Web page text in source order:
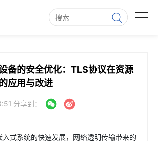
备的安全优化：TLS协议在资源
应用与改进
分享到：
入式系统的快速发展，网络透明传输带来的